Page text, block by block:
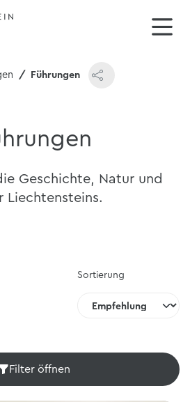
Führungen
Geschichte, Natur und
Liechtensteins.
Sortierung
Filter öffnen